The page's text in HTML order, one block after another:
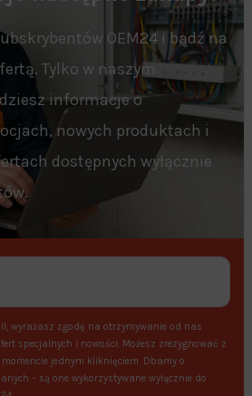
OEM24 i bądź na
Tylko w naszym
informacje o
nowych produktach i
dostępnych wyłącznie
wyrażasz zgodę na otrzymywanie od nas
specjalnych i nowości. Możesz zrezygnować z
jednym kliknięciem. Dbamy o
– są one wykorzystywane wyłącznie do